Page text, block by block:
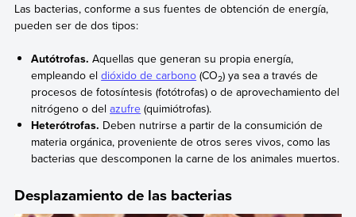
Las bacterias, conforme a sus fuentes de obtención de energía,
pueden ser de dos tipos:
Autótrofas. Aquellas que generan su propia energía,
empleando eldióxido de carbono (CO2) ya sea a través de
procesos de fotosíntesis (fotótrofas) o de aprovechamiento del
nitrógeno o delazufre (quimiótrofas).
Heterótrofas. Deben nutrirse a partir de la consumición de
materia orgánica, proveniente de otros seres vivos, como las
bacterias que descomponen la carne de los animales muertos.
Desplazamiento de las bacterias